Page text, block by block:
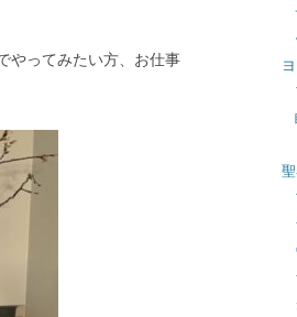
やってみたい方、お仕事